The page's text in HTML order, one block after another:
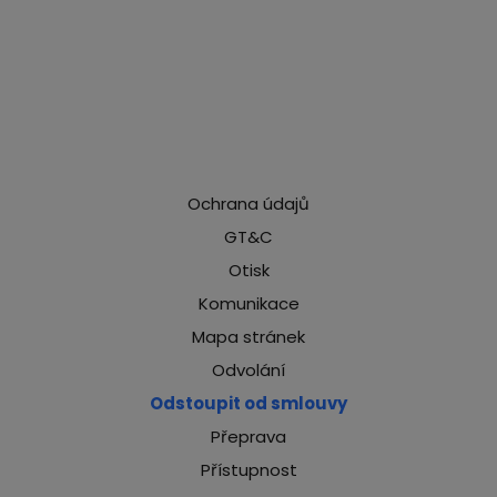
Ochrana údajů
GT&C
Otisk
Komunikace
Mapa stránek
Odvolání
Odstoupit od smlouvy
Přeprava
Přístupnost